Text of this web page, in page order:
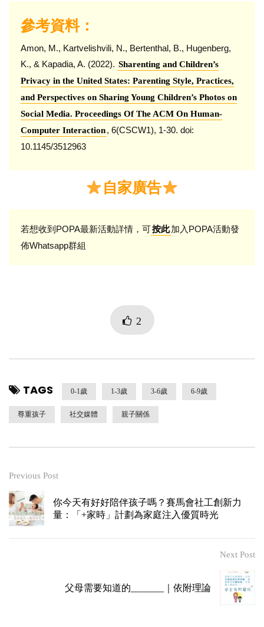
參考資料：
Amon, M., Kartvelishvili, N., Bertenthal, B., Hugenberg,
K., & Kapadia, A. (2022). Sharenting and Children’s
Privacy in the United States: Parenting Style, Practices,
and Perspectives on Sharing Young Children’s Photos on
Social Media. Proceedings Of The ACM On Human-
Computer Interaction, 6(CSCW1), 1-30. doi:
10.1145/3512963
自家廣告
若想收到POPA最新活動詳情，可按此加入POPA活動發
佈Whatsapp群組
2
TAGS 0-1歲 1-3歲 3-6歲 6-9歲
尊重孩子 社交媒體 親子關係
Previous Post
你今天有好好陪伴孩子嗎？賽馬會社工創新力
量：「+家時」計劃為家庭注入優質時光
Next Post
父母需要知道的_______｜依附理論